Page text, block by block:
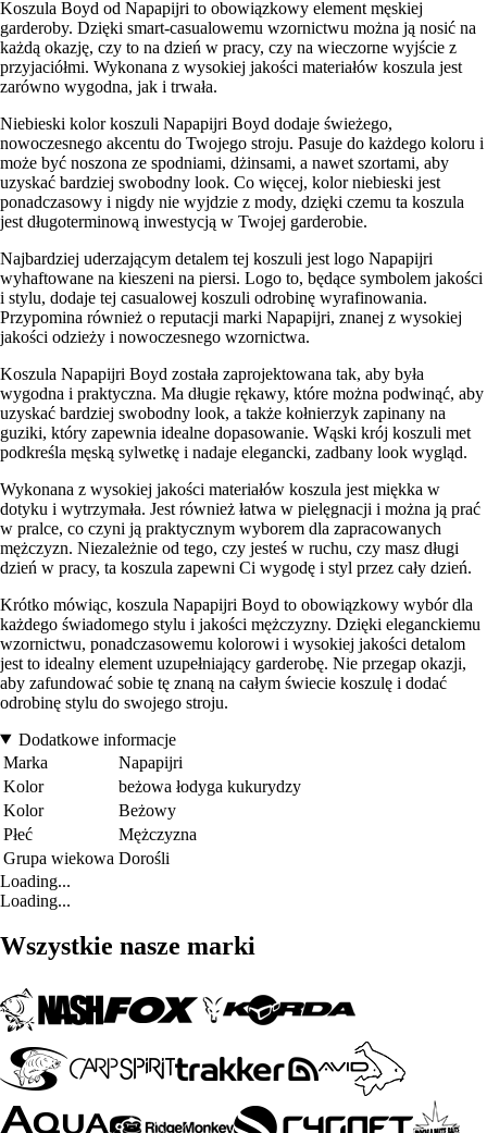
Koszula Boyd od Napapijri to obowiązkowy element męskiej
garderoby. Dzięki smart-casualowemu wzornictwu można ją nosić na
każdą okazję, czy to na dzień w pracy, czy na wieczorne wyjście z
przyjaciółmi. Wykonana z wysokiej jakości materiałów koszula jest
zarówno wygodna, jak i trwała.
Niebieski kolor koszuli Napapijri Boyd dodaje świeżego,
nowoczesnego akcentu do Twojego stroju. Pasuje do każdego koloru i
może być noszona ze spodniami, dżinsami, a nawet szortami, aby
uzyskać bardziej swobodny look. Co więcej, kolor niebieski jest
ponadczasowy i nigdy nie wyjdzie z mody, dzięki czemu ta koszula
jest długoterminową inwestycją w Twojej garderobie.
Najbardziej uderzającym detalem tej koszuli jest logo Napapijri
wyhaftowane na kieszeni na piersi. Logo to, będące symbolem jakości
i stylu, dodaje tej casualowej koszuli odrobinę wyrafinowania.
Przypomina również o reputacji marki Napapijri, znanej z wysokiej
jakości odzieży i nowoczesnego wzornictwa.
Koszula Napapijri Boyd została zaprojektowana tak, aby była
wygodna i praktyczna. Ma długie rękawy, które można podwinąć, aby
uzyskać bardziej swobodny look, a także kołnierzyk zapinany na
guziki, który zapewnia idealne dopasowanie. Wąski krój koszuli met
podkreśla męską sylwetkę i nadaje elegancki, zadbany look wygląd.
Wykonana z wysokiej jakości materiałów koszula jest miękka w
dotyku i wytrzymała. Jest również łatwa w pielęgnacji i można ją prać
w pralce, co czyni ją praktycznym wyborem dla zapracowanych
mężczyzn. Niezależnie od tego, czy jesteś w ruchu, czy masz długi
dzień w pracy, ta koszula zapewni Ci wygodę i styl przez cały dzień.
Krótko mówiąc, koszula Napapijri Boyd to obowiązkowy wybór dla
każdego świadomego stylu i jakości mężczyzny. Dzięki eleganckiemu
wzornictwu, ponadczasowemu kolorowi i wysokiej jakości detalom
jest to idealny element uzupełniający garderobę. Nie przegap okazji,
aby zafundować sobie tę znaną na całym świecie koszulę i dodać
odrobinę stylu do swojego stroju.
Dodatkowe informacje
Marka
Napapijri
Kolor
beżowa łodyga kukurydzy
Kolor
Beżowy
Płeć
Mężczyzna
Grupa wiekowa Dorośli
Loading...
Loading...
Wszystkie nasze marki